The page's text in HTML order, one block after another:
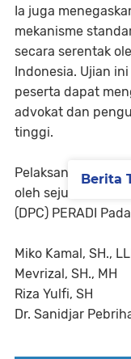
Ia juga
mekanisme
secara serentak
Indonesia. Ujian
peserta dapat
advokat dan
tinggi.
Pelaksanaan UPA
oleh sejumlah
(DPC) PERADI
Miko Kamal, SH.,
Mevrizal, SH., MH
Riza Yulfi, SH
Dr. Sanidjar
Berita